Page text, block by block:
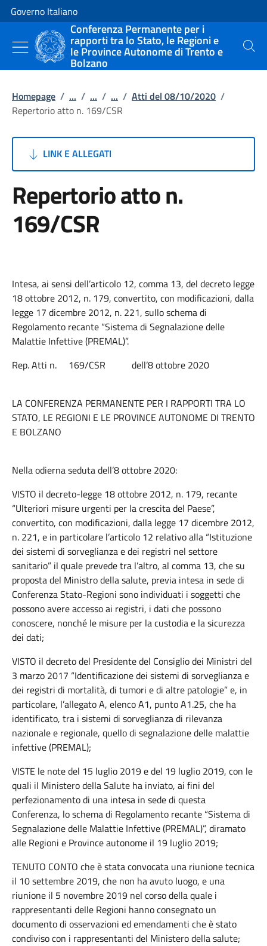
Vai al contenuto
Vai alla navigazione del sito
Governo Italiano
Conferenza Permanente per i
rapporti tra lo Stato, le Regioni e
le Province Autonome di Trento e
Bolzano
Cerca
Homepage / ... / ... / ... / Atti del 08/10/2020 /
Repertorio atto n. 169/CSR
LINK E ALLEGATI
Repertorio atto n.
169/CSR
Intesa, ai sensi dell’articolo 12, comma 13, del decreto legge
18 ottobre 2012, n. 179, convertito, con modificazioni, dalla
legge 17 dicembre 2012, n. 221, sullo schema di
Regolamento recante “Sistema di Segnalazione delle
Malattie Infettive (PREMAL)”.
Rep. Atti n. 169/CSR dell’8 ottobre 2020
LA CONFERENZA PERMANENTE PER I RAPPORTI TRA LO
STATO, LE REGIONI E LE PROVINCE AUTONOME DI TRENTO
E BOLZANO
Nella odierna seduta dell’8 ottobre 2020:
VISTO il decreto-legge 18 ottobre 2012, n. 179, recante
“Ulteriori misure urgenti per la crescita del Paese”,
convertito, con modificazioni, dalla legge 17 dicembre 2012,
n. 221, e in particolare l’articolo 12 relativo alla “Istituzione
dei sistemi di sorveglianza e dei registri nel settore
sanitario” il quale prevede tra l’altro, al comma 13, che su
proposta del Ministro della salute, previa intesa in sede di
Conferenza Stato-Regioni sono individuati i soggetti che
possono avere accesso ai registri, i dati che possono
conoscere, nonché le misure per la custodia e la sicurezza
dei dati;
VISTO il decreto del Presidente del Consiglio dei Ministri del
3 marzo 2017 “Identificazione dei sistemi di sorveglianza e
dei registri di mortalità, di tumori e di altre patologie” e, in
particolare, l’allegato A, elenco A1, punto A1.25, che ha
identificato, tra i sistemi di sorveglianza di rilevanza
nazionale e regionale, quello di segnalazione delle malattie
infettive (PREMAL);
VISTE le note del 15 luglio 2019 e del 19 luglio 2019, con le
quali il Ministero della Salute ha inviato, ai fini del
perfezionamento di una intesa in sede di questa
Conferenza, lo schema di Regolamento recante “Sistema di
Segnalazione delle Malattie Infettive (PREMAL)”, diramato
alle Regioni e Province autonome il 19 luglio 2019;
TENUTO CONTO che è stata convocata una riunione tecnica
il 10 settembre 2019, che non ha avuto luogo, e una
riunione il 5 novembre 2019 nel corso della quale i
rappresentanti delle Regioni hanno consegnato un
documento di osservazioni ed emendamenti che è stato
condiviso con i rappresentanti del Ministero della salute;